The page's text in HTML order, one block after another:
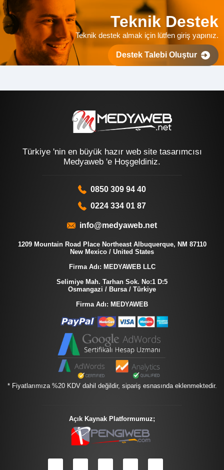
Teknik Destek
Teknik destek almak için lütfen giriş yapınız.
Destek Talebi Oluştur
Türkiye 'nin en büyük hazır web site tasarımcısı
Medyaweb 'e Hoşgeldiniz.
0850 309 94 40
0224 334 01 87
info@medyaweb.net
1209 Mountain Road Place Northeast Albuquerque, NM 87110
New Mexico / United States
Firma Adı: MEDYAWEB LLC
Selimiye Mah. Tarhan Sok. No:1 D:5
Osmangazi / Bursa / Türkiye
Firma Adı: MEDYAWEB
* Fiyatlarımıza %20 KDV dahil değildir, sipariş esnasında eklenmektedir.
Açık Kaynak Platformumuz;